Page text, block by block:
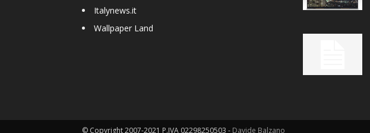
Italynews.it
Wallpaper Land
© Copyright 2007-2021 P.IVA 02298250503 - Davide Balzano